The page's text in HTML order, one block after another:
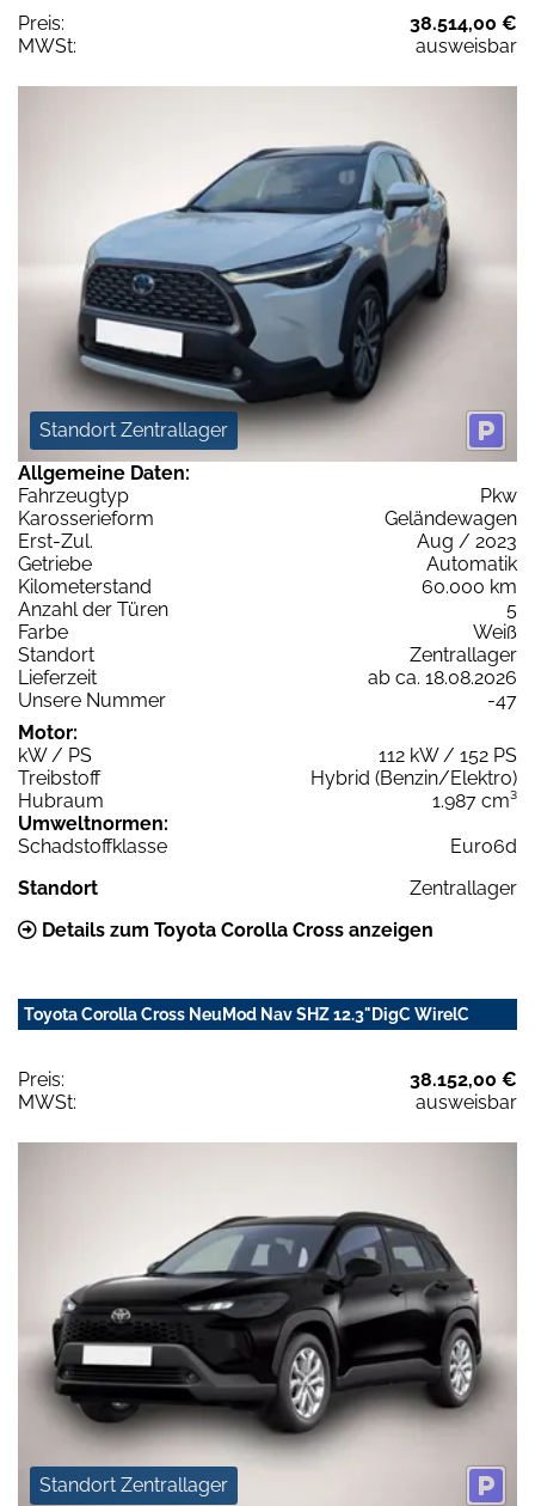
Preis:
38.514,00 €
MWSt:
ausweisbar
Standort Zentrallager
Allgemeine Daten:
Fahrzeugtyp
Pkw
Karosserieform
Geländewagen
Erst-Zul.
Aug / 2023
Getriebe
Automatik
Kilometerstand
60.000 km
Anzahl der Türen
5
Farbe
Weiß
Standort
Zentrallager
Lieferzeit
ab ca. 18.08.2026
Unsere Nummer
-47
Motor:
kW / PS
112 kW / 152 PS
Treibstoff
Hybrid (Benzin/Elektro)
Hubraum
1.987 cm³
Umweltnormen:
Schadstoffklasse
Euro6d
Standort
Zentrallager
Details zum Toyota Corolla Cross anzeigen
Toyota Corolla Cross NeuMod Nav SHZ 12.3"DigC WirelC
Preis:
38.152,00 €
MWSt:
ausweisbar
Standort Zentrallager